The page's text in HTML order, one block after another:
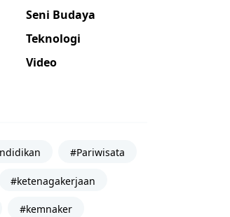
Seni Budaya
Teknologi
Video
#Pariwisata
#ketenagakerjaan
#kemnaker